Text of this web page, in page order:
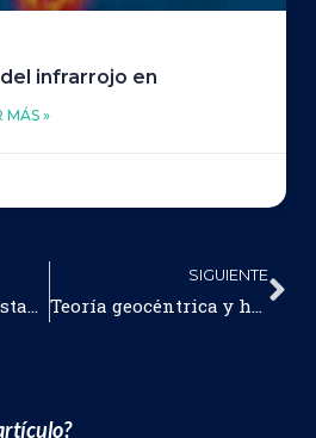
infrarrojo en
MÁS »
¿Es posible que existan otros universos?
SIGUIENTE
Teoría geocéntrica y heliocéntrica